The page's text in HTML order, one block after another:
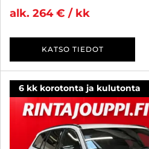
alk. 264 € / kk
KATSO TIEDOT
6 kk korotonta ja kulutonta